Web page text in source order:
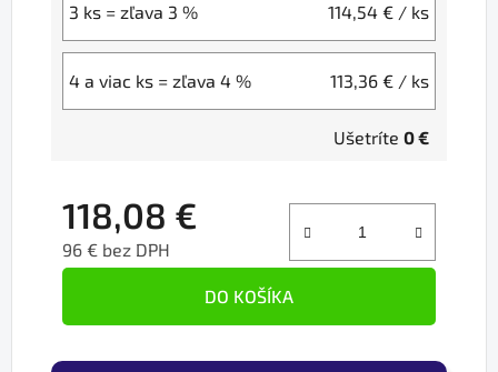
3 ks = zľava 3 % 114,54 € / ks
4 a viac ks = zľava 4 % 113,36 € / ks
Ušetríte 0 €
118,08 €
96 € bez DPH
DO KOŠÍKA